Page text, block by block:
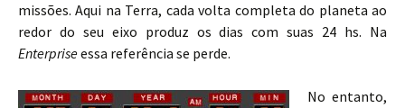
missões. Aqui na Terra, cada volta completa do planeta ao
redor do seu eixo produz os dias com suas 24 hs. Na
Enterpriseessa referência se perde.
No entanto,